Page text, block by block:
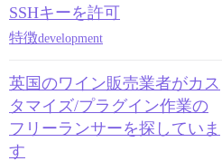
SSHキーを許可
特徴development
英国のワイン販売業者がカス
タマイズ/プラグイン作業の
フリーランサーを探していま
す